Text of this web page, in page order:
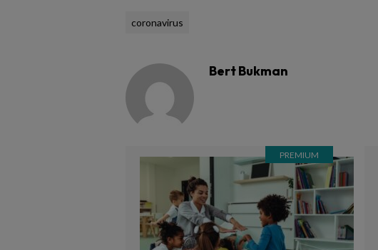
coronavirus
Bert Bukman